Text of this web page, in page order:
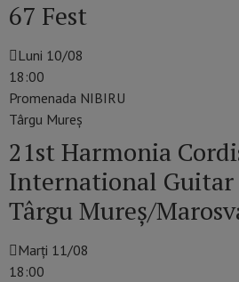
67 Fest
Luni 10/08
18:00
Promenada NIBIRU
Târgu Mureş
21st Harmonia
International Guitar
Târgu Mureș/
Marți 11/08
18:00